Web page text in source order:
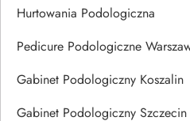
Hurtowania Podologiczna
Pedicure Podologiczne
Gabinet Podologiczny Koszalin
Gabinet Podologiczny Szczecin